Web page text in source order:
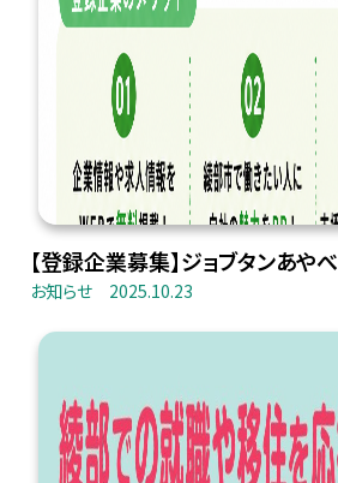
【登録企業募集】ジョブタンあやべ
お知らせ 2025.10.23